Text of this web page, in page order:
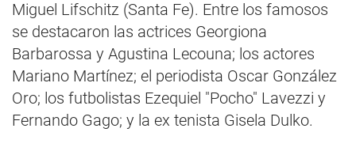
Miguel Lifschitz (Santa Fe). Entre los famosos
se destacaron las actrices Georgiona
Barbarossa y Agustina Lecouna; los actores
Mariano Martínez; el periodista Oscar González
Oro; los futbolistas Ezequiel "Pocho" Lavezzi y
Fernando Gago; y la ex tenista Gisela Dulko.